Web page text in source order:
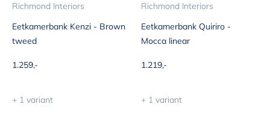
Richmond Interiors
Eetkamerbank Kenzi - Brown
tweed
Aanbiedingsprijs
1.259,-
+ 1 variant
Richmond Interiors
Eetkamerbank Quiriro -
Mocca linear
Aanbiedingsprijs
1.219,-
+ 1 variant